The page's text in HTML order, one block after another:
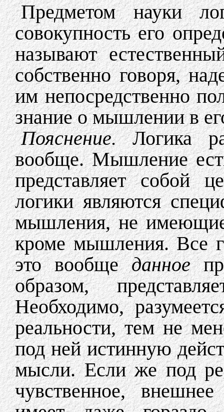
Предметом науки
совокупность его
называют
собственно говоря,
им непосредственно
знание о мышлении в
Пояснение.Логика
вообще. Мышление
представляет собой
логики являются
мышления, не имеющие
кроме мышления. Все
это вообщеданное
образом,
Необходимо,
реальности, тем не
под ней истинную
мысли. Если же под
чувственное,